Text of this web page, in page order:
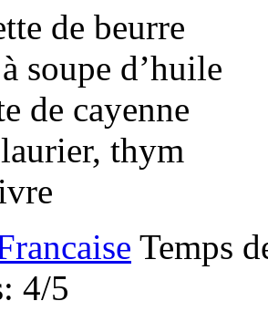
de beurre
soupe d’huile
de cayenne
thym
Temps
4/5